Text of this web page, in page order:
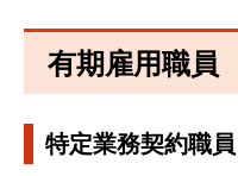
有期雇用職員
特定業務契約職員